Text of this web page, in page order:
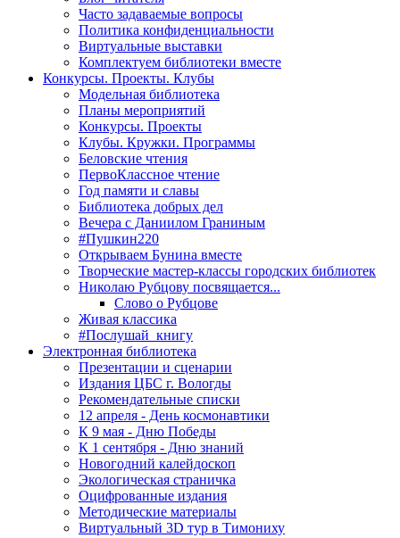
Часто задаваемые вопросы
Политика конфиденциальности
Виртуальные выставки
Комплектуем библиотеки вместе
Конкурсы. Проекты. Клубы
Модельная библиотека
Планы мероприятий
Конкурсы. Проекты
Клубы. Кружки. Программы
Беловские чтения
ПервоКлассное чтение
Год памяти и славы
Библиотека добрых дел
Вечера с Даниилом Граниным
#Пушкин220
Открываем Бунина вместе
Творческие мастер-классы городских библиотек
Николаю Рубцову посвящается...
Слово о Рубцове
Живая классика
#Послушай_книгу
Электронная библиотека
Презентации и сценарии
Издания ЦБС г. Вологды
Рекомендательные списки
12 апреля - День космонавтики
К 9 мая - Дню Победы
К 1 сентября - Дню знаний
Новогодний калейдоскоп
Экологическая страничка
Оцифрованные издания
Методические материалы
Виртуальный 3D тур в Тимониху